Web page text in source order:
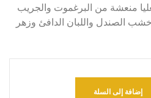
منعشة من البرغموت والجريب
الصندل واللبان الدافئ وزهر
إضافة إلى السلة